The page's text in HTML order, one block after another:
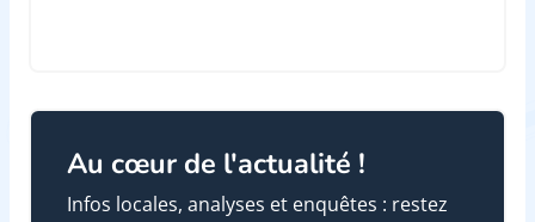
Au cœur de l'actualité !
Infos locales, analyses et enquêtes : restez